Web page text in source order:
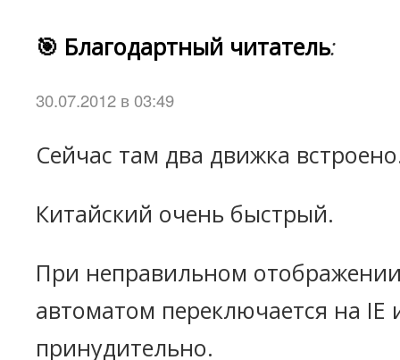
🎯 Благодартный читатель:
30.07.2012 в 03:49
Сейчас там два движка
Китайский очень быстрый.
При неправильном
автоматом переключается на
принудительно.